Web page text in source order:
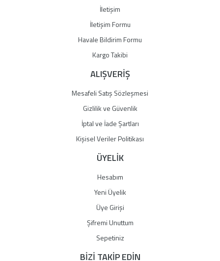
Gönder
İletişim
İletişim Formu
Havale Bildirim Formu
Kargo Takibi
ALIŞVERİŞ
Mesafeli Satış Sözleşmesi
Gizlilik ve Güvenlik
İptal ve İade Şartları
Kişisel Veriler Politikası
ÜYELİK
Hesabım
Yeni Üyelik
Üye Girişi
Şifremi Unuttum
Sepetiniz
BİZİ TAKİP EDİN